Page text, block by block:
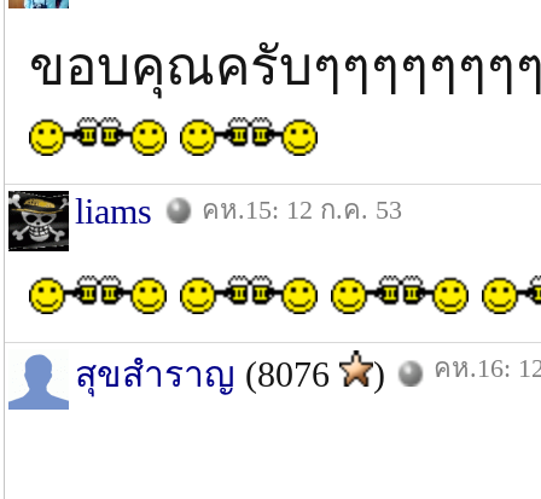
ขอบคุณครับๆๆๆๆๆๆๆ
liams คห.15: 12 ก.ค. 53
สุขสำราญ (8076 ) คห.16: